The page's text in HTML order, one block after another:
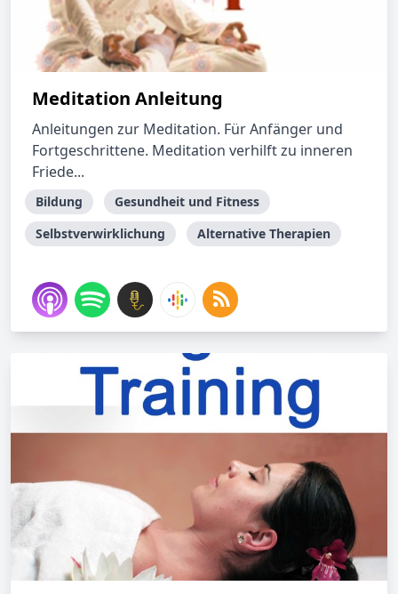
Meditation Anleitung
Anleitungen zur Meditation. Für Anfänger und
Fortgeschrittene. Meditation verhilft zu inneren
Friede...
Bildung
Gesundheit und Fitness
Selbstverwirklichung
Alternative Therapien